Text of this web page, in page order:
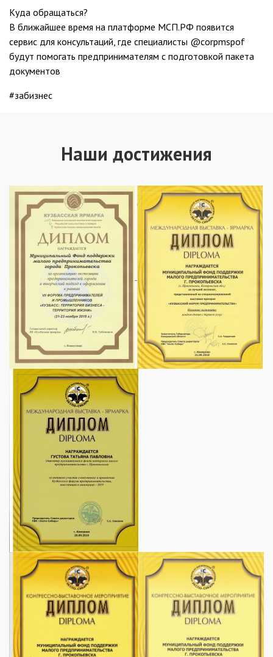
Куда обращаться?
В ближайшее время на платформе МСП.РФ появится
сервис для консультаций, где специалисты @corpmspof
будут помогать предпринимателям с подготовкой пакета
документов
#забизнес
Наши достижения